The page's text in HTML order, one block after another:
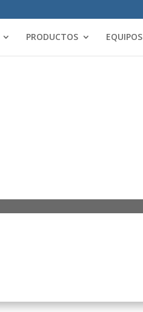
PRODUCTOS EQUIPOS
Products